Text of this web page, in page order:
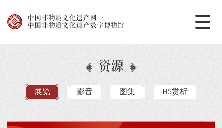
中国非物质文化遗产网
·
中国非物质文化遗产数字博物馆
资源
展览 影音 图集 H5赏析